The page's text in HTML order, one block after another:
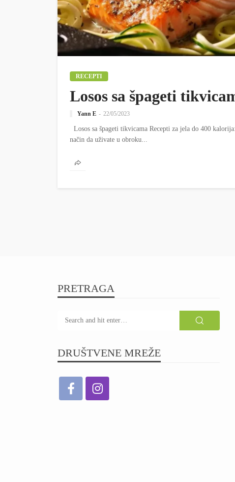
RECEPTI
Losos sa špageti
Yann E 22/05/2023
Losos sa špageti tikvicama Recepti za jela do 400
način da uživate u obroku...
PRETRAGA
DRUŠTVENE MREŽE